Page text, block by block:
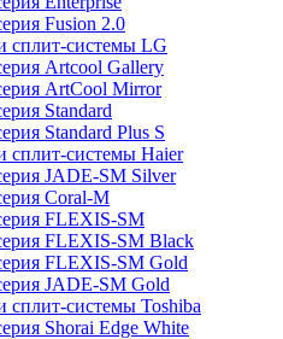
Fusion 2.0
сплит-системы LG
Artcool Gallery
ArtCool Mirror
Standard
Standard Plus S
сплит-системы Haier
JADE-SM Silver
Coral-M
FLEXIS-SM
FLEXIS-SM Black
FLEXIS-SM Gold
JADE-SM Gold
сплит-системы Toshiba
Shorai Edge White